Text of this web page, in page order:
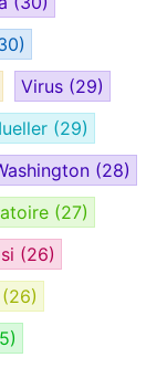
Virus (29)
(29)
(28)
(27)
(26)
(26)